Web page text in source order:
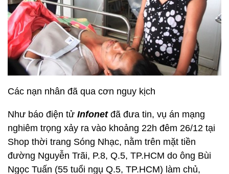
Các nạn nhân đã qua cơn nguy kịch
Như báo điện tử Infonet đã đưa tin, vụ án mạng
nghiêm trọng xảy ra vào khoảng 22h đêm 26/12 tại
Shop thời trang Sóng Nhạc, nằm trên mặt tiền
đường Nguyễn Trãi, P.8, Q.5, TP.HCM do ông Bùi
Ngọc Tuấn (55 tuổi ngụ Q.5, TP.HCM) làm chủ,